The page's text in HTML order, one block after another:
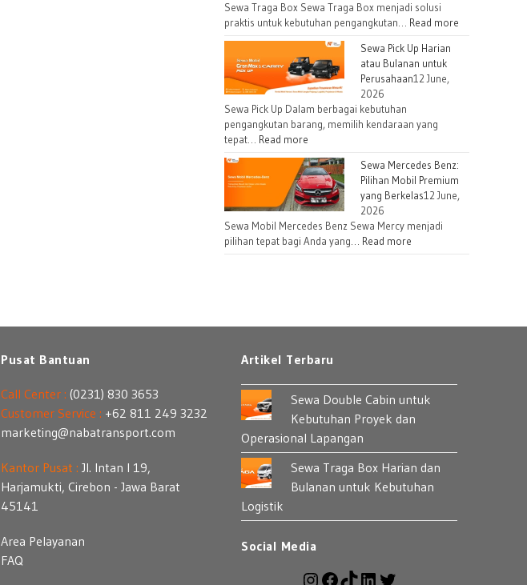
Proyek
Sewa Traga Box Sewa Traga Box menjadi solusi
praktis untuk kebutuhan pengangkutan… Read more
Sewa Pick Up Harian
atau Bulanan untuk
Perusahaan12 June,
2026
Sewa Pick Up Dalam berbagai kebutuhan
pengangkutan barang, memilih kendaraan yang
tepat… Read more
Sewa
Pick
Up
Harian
atau
Bulanan
Sewa Mercedes Benz:
Pilihan Mobil Premium
yang Berkelas12 June,
2026
Sewa Mobil Mercedes Benz Sewa Mercy menjadi
pilihan tepat bagi Anda yang… Read more
Mobil
Pusat Bantuan
Call Center : (0231) 830 3653
Customer Service : +62 811 249 3232
marketing@nabatransport.com
Kantor Pusat : Jl. Intan I 19,
Harjamukti, Cirebon - Jawa Barat
45141
Area Pelayanan
FAQ
Artikel Terbaru
Sewa Double Cabin untuk
Kebutuhan Proyek dan
Operasional Lapangan
Sewa Traga Box Harian dan
Bulanan untuk Kebutuhan
Logistik
Social Media
Instagram
Facebook
TikTokLinkedIn